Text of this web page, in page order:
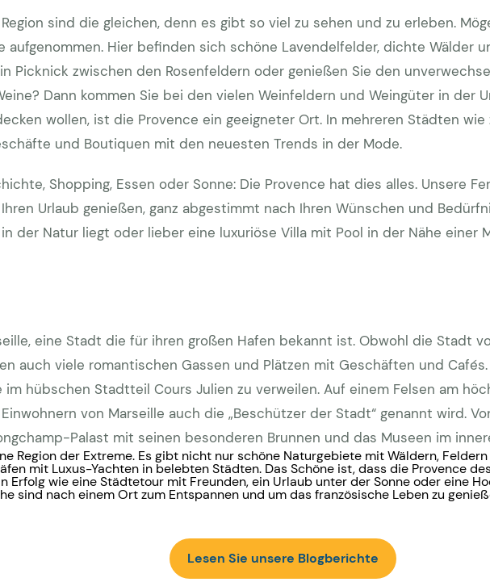
sind die gleichen, denn es gibt so viel zu sehen und zu erleben.
Hier befinden sich schöne Lavendelfelder, dichte Wälder
Picknick zwischen den Rosenfeldern oder genießen Sie den
Dann kommen Sie bei den vielen Weinfeldern und Weingüter in der
wollen, ist die Provence ein geeigneter Ort. In mehreren Städten wie
und Boutiquen mit den neuesten Trends in der Mode.
Shopping, Essen oder Sonne: Die Provence hat dies alles. Unsere
Urlaub genießen, ganz abgestimmt nach Ihren Wünschen und
der Natur liegt oder lieber eine luxuriöse Villa mit Pool in der Nähe einer
eine Stadt die für ihren großen Hafen bekannt ist. Obwohl die Stadt
auch viele romantischen Gassen und Plätzen mit Geschäften und
im hübschen Stadtteil Cours Julien zu verweilen. Auf einem Felsen am
von Marseille auch die „Beschützer der Stadt“ genannt wird.
Palast mit seinen besonderen Brunnen und das Museen im
Region der Extreme. Es gibt nicht nur schöne Naturgebiete mit Wäldern,
mit Luxus-Yachten in belebten Städten. Das Schöne ist, dass die Provence
Erfolg wie eine Städtetour mit Freunden, ein Urlaub unter der Sonne oder eine
sind nach einem Ort zum Entspannen und um das französische Leben zu
Lesen Sie unsere Blogberichte